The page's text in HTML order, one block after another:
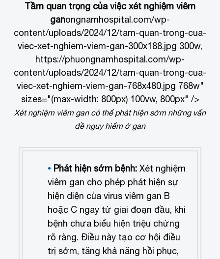
Tầm quan trọng của việc xét nghiệm viêm
ganongnamhospital.com/wp-
content/uploads/2024/12/tam-quan-trong-cua-
viec-xet-nghiem-viem-gan-300x188.jpg 300w,
https://phuongnamhospital.com/wp-
content/uploads/2024/12/tam-quan-trong-cua-
viec-xet-nghiem-viem-gan-768x480.jpg 768w"
sizes="(max-width: 800px) 100vw, 800px" />
Xét nghiệm viêm gan có thể phát hiện sớm những vấn
đề nguy hiểm ở gan
Phát hiện sớm bệnh: Xét nghiệm
viêm gan cho phép phát hiện sự
hiện diện của virus viêm gan B
hoặc C ngay từ giai đoạn đầu, khi
bệnh chưa biểu hiện triệu chứng
rõ ràng. Điều này tạo cơ hội điều
trị sớm, tăng khả năng hồi phục,